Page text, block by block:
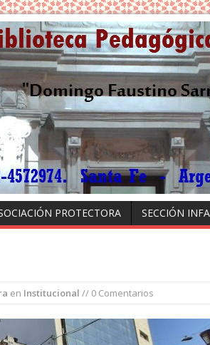
PROTECTORA SECCIÓN
en Institucional // 0 Comentarios